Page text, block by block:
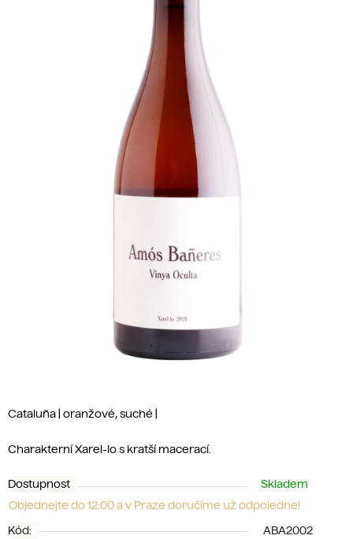
Cataluña | oranžové, suché |
Charakterní Xarel-lo s kratší macerací.
Dostupnost
Skladem
Objednejte do 12:00 a v Praze doručíme už odpoledne!
Kód:
ABA2002